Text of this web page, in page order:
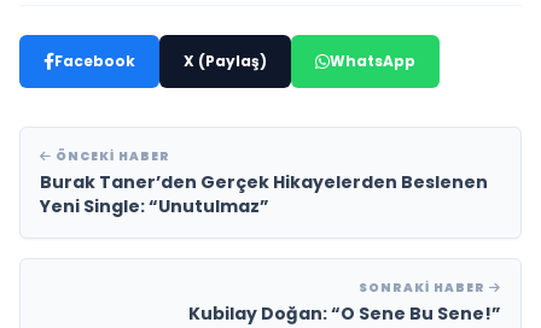
Facebook X (Paylaş) WhatsApp
ÖNCEKI HABER
Burak Taner’den Gerçek Hikayelerden Beslenen
Yeni Single: “Unutulmaz”
SONRAKI HABER
Kubilay Doğan: “O Sene Bu Sene!”